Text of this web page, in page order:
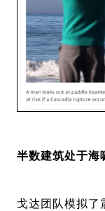
半数建筑处于海
戈达团队模拟了